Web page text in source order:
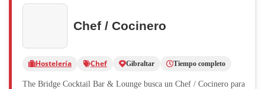
Chef / Cocinero
Hostelería Chef Gibraltar Tiempo completo
The Bridge Cocktail Bar & Lounge busca un Chef / Cocinero para